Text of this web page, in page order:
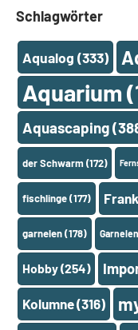
Schlagwörter
Aqualog (333)
Aquarium
Aquascaping
der Schwarm(172)
fischlinge(177)
garnelen(178)
Hobby(254)
Kolumne(316)